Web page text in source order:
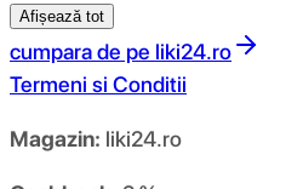
Afișează tot
cumpara de pe liki24.ro
Termeni si Conditii
Magazin: liki24.ro